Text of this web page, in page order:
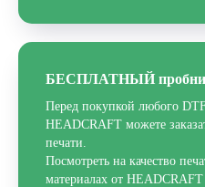
БЕСПЛАТНЫЙ
Перед покупкой любого
HEADCRAFT можете
печати.
Посмотреть на качество
материалах от HEADCRAFT
"ТОП 5 ОШИБОК
ВЫБОРЕ DTF